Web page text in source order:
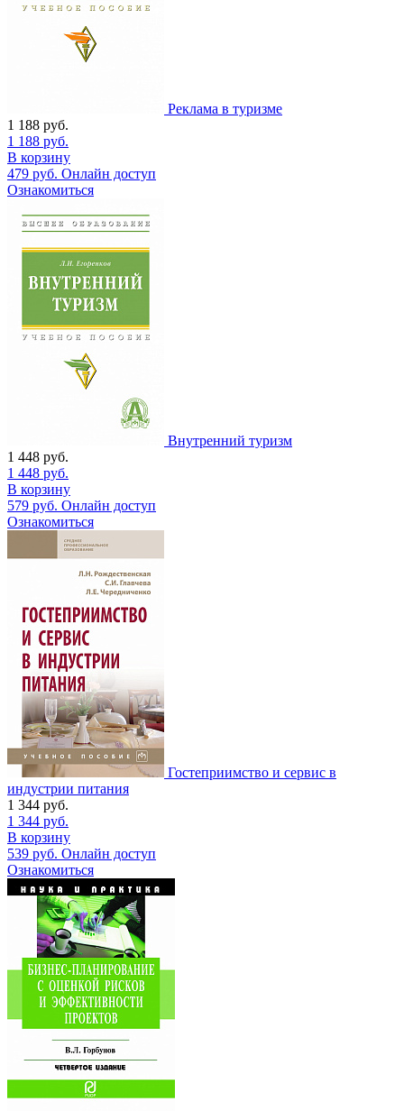
Реклама в туризме
1 188 руб.
1 188 руб.
В корзину
479 руб. Онлайн доступ
Ознакомиться
Внутренний туризм
1 448 руб.
1 448 руб.
В корзину
579 руб. Онлайн доступ
Ознакомиться
Гостеприимство и сервис в
индустрии питания
1 344 руб.
1 344 руб.
В корзину
539 руб. Онлайн доступ
Ознакомиться